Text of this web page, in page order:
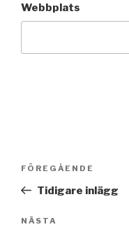
Webbplats
Inläggsnavigering
Föregående
inlägg
FÖREGÅENDE
Tidigare inlägg
Nästa
NÄSTA